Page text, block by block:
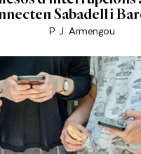
Sabadell i
P. J. Armengou